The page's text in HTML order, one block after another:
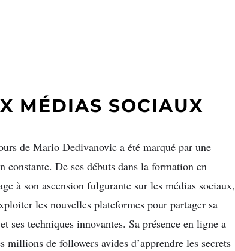
MÉDIAS SOCIAUX
de Mario Dedivanovic a été marqué par une
constante. De ses débuts dans la formation en
à son ascension fulgurante sur les médias sociaux,
les nouvelles plateformes pour partager sa
ses techniques innovantes. Sa présence en ligne a
millions de followers avides d’apprendre les secrets